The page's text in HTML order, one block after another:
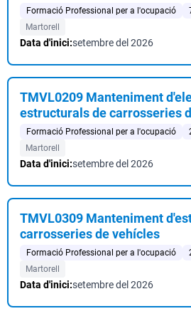
Formació Professional per a l'ocupació
Martorell
Data d'inici:setembre del 2026
TMVL0209 Manteniment
estructurals de carrosseries
Formació Professional per a l'ocupació
Martorell
Data d'inici:setembre del 2026
TMVL0309 Manteniment
carrosseries de vehícles
Formació Professional per a l'ocupació
Martorell
Data d'inici:setembre del 2026